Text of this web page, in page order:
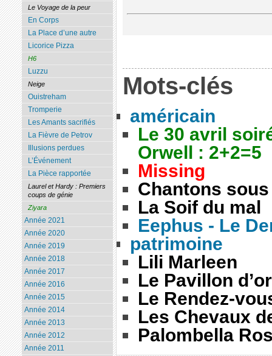
Mots-clés
américain
Le 30 avril
Orwell : 2+2=5
Missing
Chantons
La Soif du mal
Eephus - Le
patrimoine
Lili Marleen
Le Pavillon d’or
Le Rendez-
Les Chevaux
Palombella
Le Voyage de la peur
En Corps
La Place d’une autre
Licorice Pizza
H6
Luzzu
Neige
Ouistreham
Tromperie
Les Amants sacrifiés
La Fièvre de Petrov
Illusions perdues
L’Événement
La Pièce rapportée
Laurel et Hardy : Premiers
coups de génie
Ziyara
Année 2021
Année 2020
Année 2019
Année 2018
Année 2017
Année 2016
Année 2015
Année 2014
Année 2013
Année 2012
Année 2011